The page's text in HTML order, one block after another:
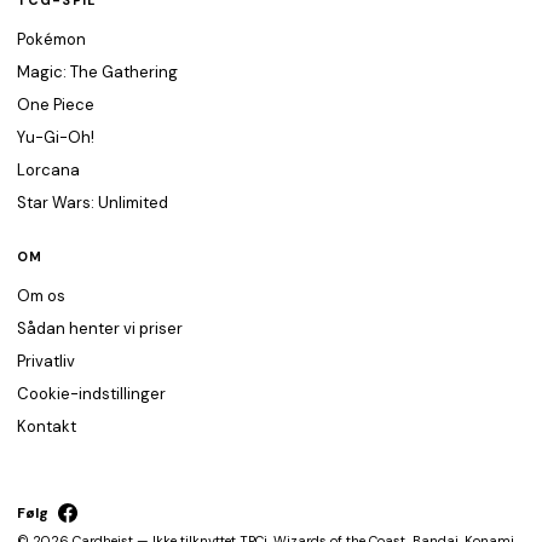
Pokémon
Magic: The Gathering
One Piece
Yu-Gi-Oh!
Lorcana
Star Wars: Unlimited
OM
Om os
Sådan henter vi priser
Privatliv
Cookie-indstillinger
Kontakt
Følg